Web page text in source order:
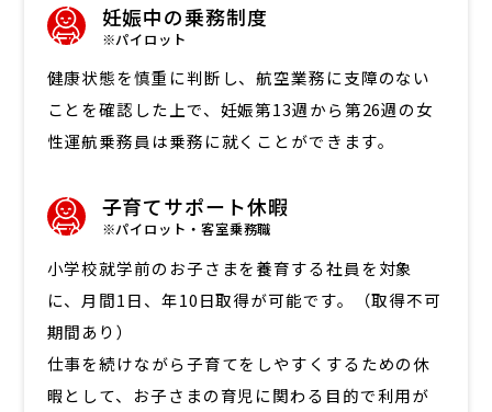
妊娠中の乗務制度
※パイロット
健康状態を慎重に判断し、航空業務に支障のない
ことを確認した上で、妊娠第13週から第26週の女
性運航乗務員は乗務に就くことができます。
子育てサポート休暇
※パイロット・客室乗務職
小学校就学前のお子さまを養育する社員を対象
に、月間1日、年10日取得が可能です。（取得不可
期間あり）
仕事を続けながら子育てをしやすくするための休
暇として、お子さまの育児に関わる目的で利用が